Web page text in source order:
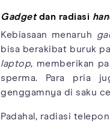
Gadgetdan radiasi
Kebiasaan menaruh
bisa berakibat buruk
laptop, memberikan
sperma. Para pria
genggamnya di saku
Padahal, radiasi